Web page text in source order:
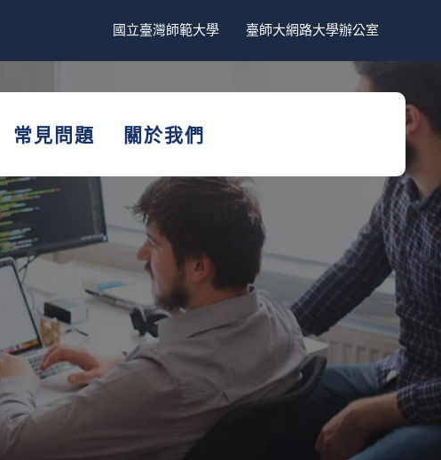
國立臺灣師範大學 臺師大網路大學辦公室
常見問題 關於我們